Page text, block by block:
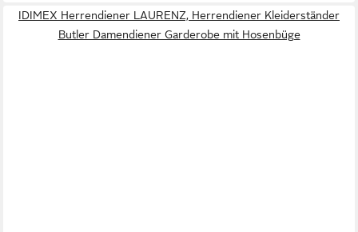
IDIMEX Herrendiener LAURENZ, Herrendiener Kleiderständer
Butler Damendiener Garderobe mit Hosenbüge